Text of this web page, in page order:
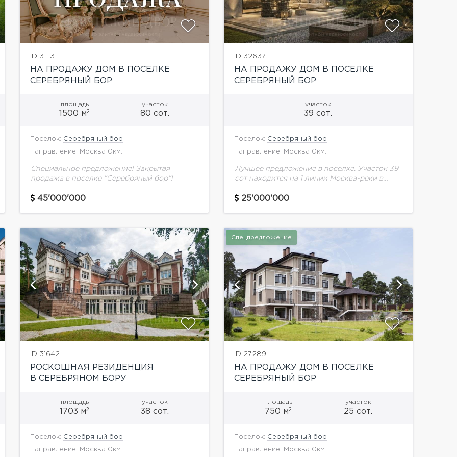
ID 31113
НА ПРОДАЖУ ДОМ В ПОСЕЛКЕ
СЕРЕБРЯНЫЙ БОР
площадь
1500 м2
участок
80 сот.
Посёлок: Серебряный бор
Направление: Москва 0км.
Специальное предложение! Закрытая
продажа в поселке "Серебряный бор"!
45'000'000
ID 32637
НА ПРОДАЖУ ДОМ В ПОСЕЛКЕ
СЕРЕБРЯНЫЙ БОР
участок
39 сот.
Посёлок: Серебряный бор
Направление: Москва 0км.
Лучшее предложение в поселке. Участок 39
сот находится на 1 линии Москва-реки в
собственности.Все коммуникации, газ.вода,
25'000'000
ID 31642
РОСКОШНАЯ РЕЗИДЕНЦИЯ
В СЕРЕБРЯНОМ БОРУ
площадь
1703 м2
участок
38 сот.
Посёлок: Серебряный бор
Направление: Москва 0км.
показать ещё 6 фотографий
Спецпредложение
ID 27289
НА ПРОДАЖУ ДОМ В ПОСЕЛКЕ
СЕРЕБРЯНЫЙ БОР
площадь
750 м2
участок
25 сот.
Посёлок: Серебряный бор
Направление: Москва 0км.